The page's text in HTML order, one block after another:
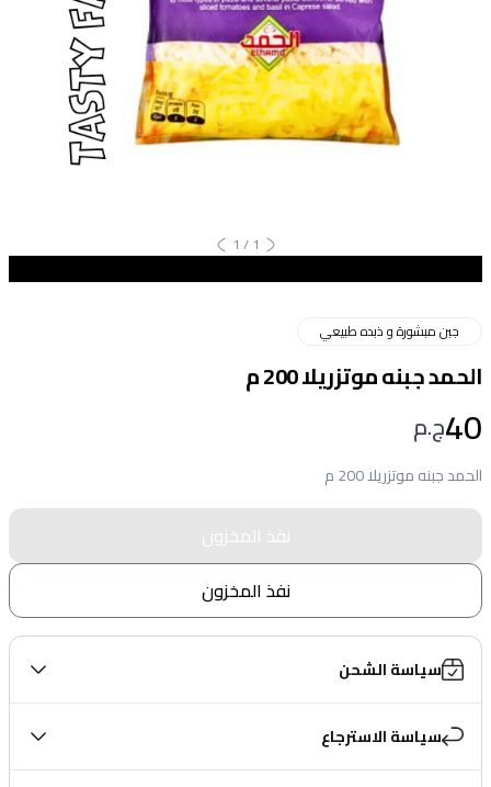
1
/
1
جبن مبشورة و ذبده طبيعي
الحمد جبنه موتزريلا 200 م
40ج.م
الحمد جبنه موتزريلا 200 م
نفذ المخزون
نفذ المخزون
سياسة الشحن
سياسة الاسترجاع